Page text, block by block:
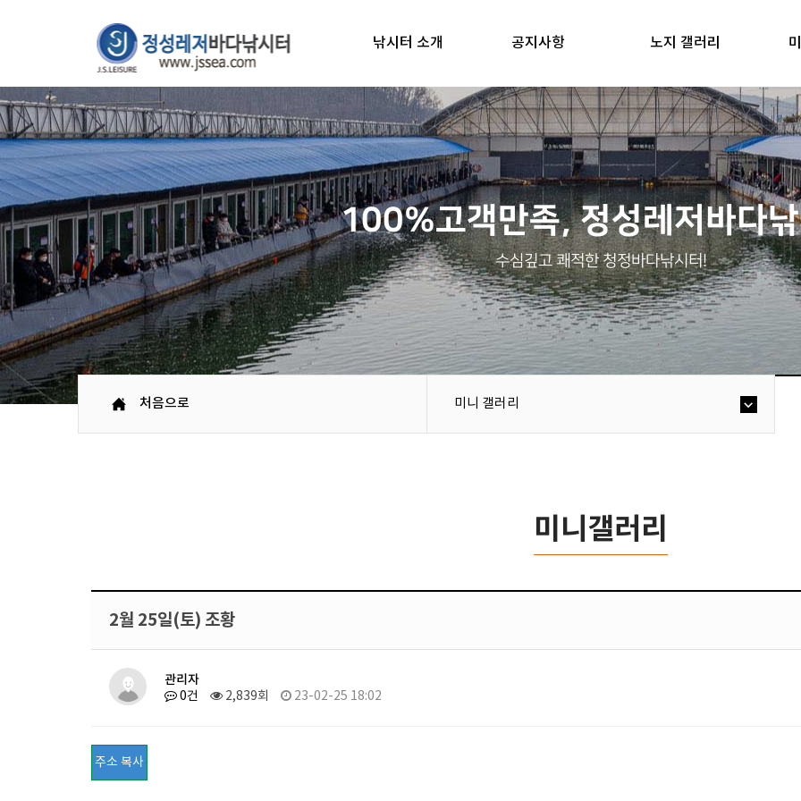
낚시터 소개 공지사항 노지 갤러리
100%고객만족, 정성레저바다
수심깊고 쾌적한 청정바다낚시터!
처음으로 미니 갤러리
미니갤러리
2월 25일(토) 조황
관리자
0건 2,839회 23-02-25 18:02
주소 복사